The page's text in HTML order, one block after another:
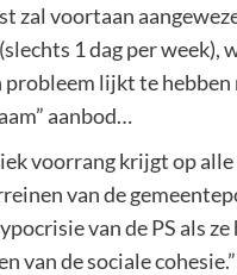
zal voortaan
1 dag per week),
probleem lijkt te hebben
aanbod…
voorrang krijgt op alle
van de
van de PS als
van de sociale